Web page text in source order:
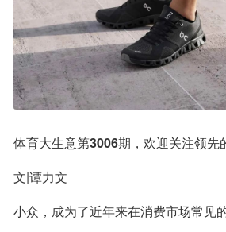
体育大生意第3006期，欢迎关注领先
文|谭力文
小众，成为了近年来在消费市场常见的